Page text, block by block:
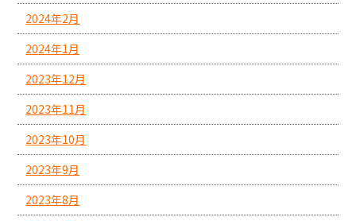
2024年2月
2024年1月
2023年12月
2023年11月
2023年10月
2023年9月
2023年8月